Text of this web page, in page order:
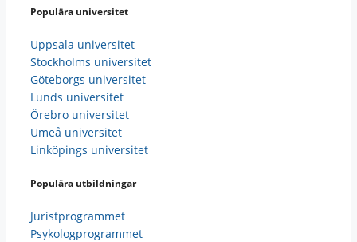
Populära universitet
Uppsala universitet
Stockholms universitet
Göteborgs universitet
Lunds universitet
Örebro universitet
Umeå universitet
Linköpings universitet
Populära utbildningar
Juristprogrammet
Psykologprogrammet